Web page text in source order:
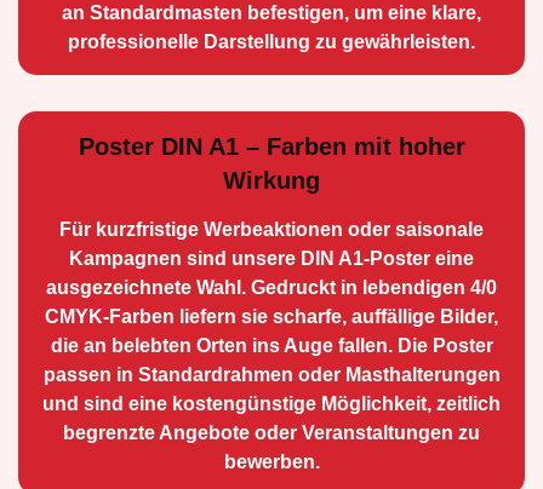
an Standard­masten befestigen, um eine klare,
professionelle Darstellung zu gewährleisten.
Poster DIN A1 – Farben mit hoher
Wirkung
Für kurzfristige Werbe­aktionen oder saisonale
Kampagnen sind unsere DIN A1-Poster eine
ausge­zeichnete Wahl. Gedruckt in lebendigen 4/0
CMYK-Farben liefern sie scharfe, auffällige Bilder,
die an belebten Orten ins Auge fallen. Die Poster
passen in Standardrahmen oder Masthalterungen
und sind eine kostengünstige Möglichkeit, zeitlich
begrenzte Angebote oder Veranstaltungen zu
bewerben.